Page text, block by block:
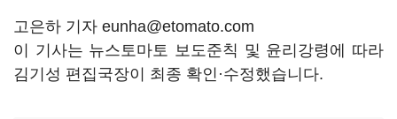
고은하 기자 eunha@etomato.com
이 기사는 뉴스토마토 보도준칙 및 윤리강령에 따라
김기성 편집국장이 최종 확인·수정했습니다.